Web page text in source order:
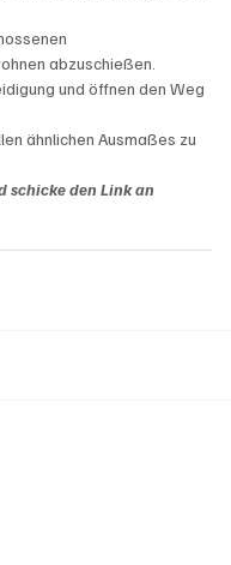
abzuschießen.
und öffnen den Weg
ähnlichen Ausmaßes zu
schicke den Link an